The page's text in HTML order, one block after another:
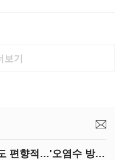
보기
(나토 정상회의 결산)경제도 편향적…'오염수 방류'만 용인